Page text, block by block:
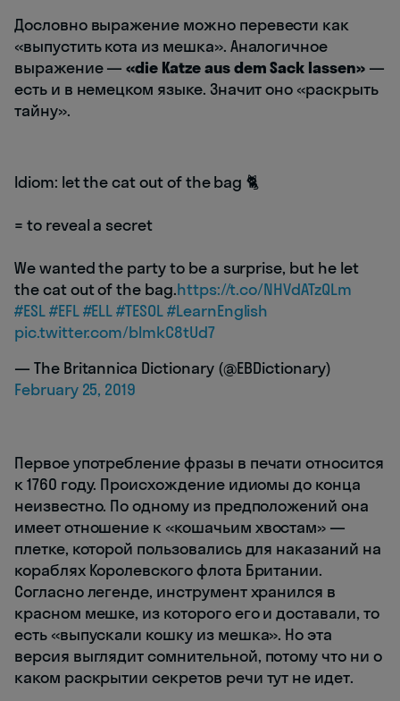
Дословно выражение можно перевести как
«выпустить кота из мешка». Аналогичное
выражение —«die Katze aus dem Sack lassen»—
есть и в немецком языке. Значит оно «раскрыть
тайну».
Idiom: let the cat out of the bag 🐈
= to reveal a secret
We wanted the party to be a surprise, but he let
the cat out of the bag.https://t.co/NHVdATzQLm
#ESL#EFL#ELL#TESOL#LearnEnglish
pic.twitter.com/bImkC8tUd7
— The Britannica Dictionary (@EBDictionary)
February 25, 2019
Первое употребление фразы в печати относится
к 1760 году. Происхождение идиомы до конца
неизвестно. По одному из предположений она
имеет отношение к «кошачьим хвостам» —
плетке, которой пользовались для наказаний на
кораблях Королевского флота Британии.
Согласно легенде, инструмент хранился в
красном мешке, из которого его и доставали, то
есть «выпускали кошку из мешка». Но эта
версия выглядит сомнительной, потому что ни о
каком раскрытии секретов речи тут не идет.